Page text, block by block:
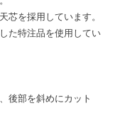
芯を採用しています。
た特注品を使用してい
後部を斜めにカット